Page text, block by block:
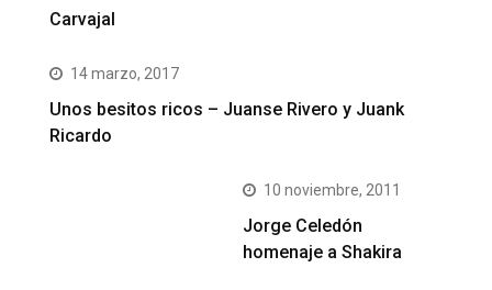
Carvajal
14 marzo, 2017
Unos besitos ricos – Juanse Rivero y Juank
Ricardo
10 noviembre, 2011
Jorge Celedón
homenaje a Shakira